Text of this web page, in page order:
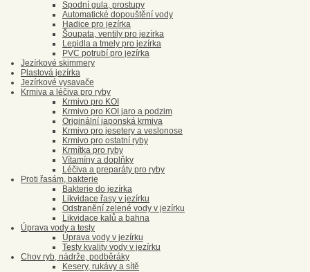
Spodní gula, prostupy
Automatické dopouštění vody
Hadice pro jezírka
Šoupata, ventily pro jezírka
Lepidla a tmely pro jezírka
PVC potrubí pro jezírka
Jezírkové skimmery
Plastová jezírka
Jezírkové vysavače
Krmiva a léčiva pro ryby
Krmivo pro KOI
Krmivo pro KOI jaro a podzim
Originální japonská krmiva
Krmivo pro jesetery a veslonose
Krmivo pro ostatní ryby
Krmítka pro ryby
Vítamíny a doplňky
Léčiva a preparáty pro ryby
Proti řasám, bakterie
Bakterie do jezírka
Likvidace řasy v jezírku
Odstranění zelené vody v jezírku
Likvidace kalů a bahna
Úprava vody a testy
Úprava vody v jezírku
Testy kvality vody v jezírku
Chov ryb, nádrže, podběráky
Kesery, rukávy a sítě